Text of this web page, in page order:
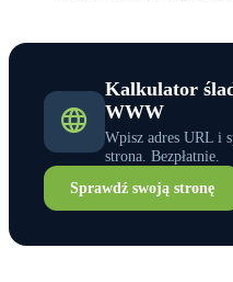
Kalkulator
WWW
Wpisz adres URL i
strona. Bezpłatnie.
Sprawdź swoją stronę